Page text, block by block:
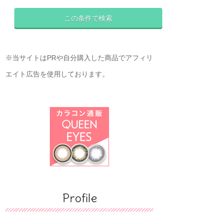
※当サイトはPRや自分購入した商品でアフィリ
エイト広告を使用しております。
Profile